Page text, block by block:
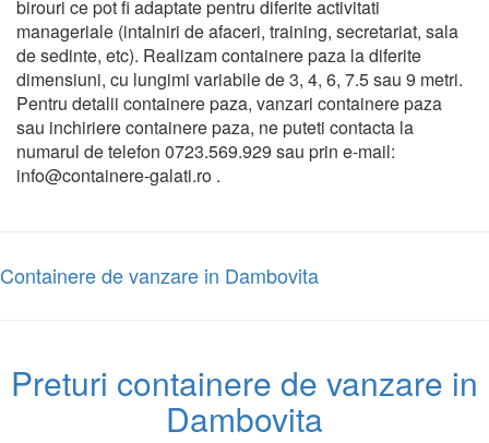
birouri ce pot fi adaptate pentru diferite activitati
manageriale (intalniri de afaceri, training, secretariat, sala
de sedinte, etc). Realizam containere paza la diferite
dimensiuni, cu lungimi variabile de 3, 4, 6, 7.5 sau 9 metri.
Pentru detalii containere paza, vanzari containere paza
sau inchiriere containere paza, ne puteti contacta la
numarul de telefon 0723.569.929 sau prin e-mail:
info@containere-galati.ro .
Containere de vanzare in Dambovita
Preturi containere de vanzare in
Dambovita